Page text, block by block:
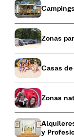
Zonas
Casas
Zonas
y